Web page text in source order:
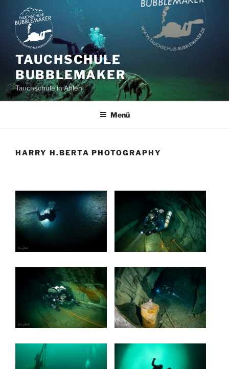
Inhalt
springen
TAUCHSCHULE
BUBBLEMAKER
Tauchschule in Ahlen
Menü
HARRY H.BERTA PHOTOGRAPHY